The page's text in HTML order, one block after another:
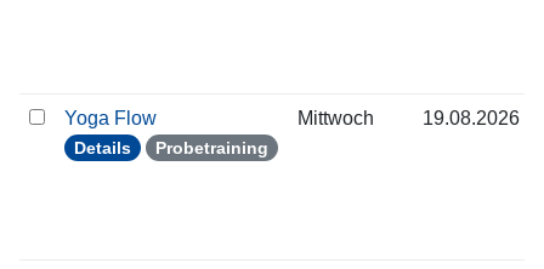
Yoga Flow
Details Probetraining
Mittwoch 19.08.2026